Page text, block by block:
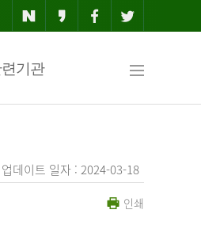
기관
업데이트 일자 : 2024-03-18
인쇄